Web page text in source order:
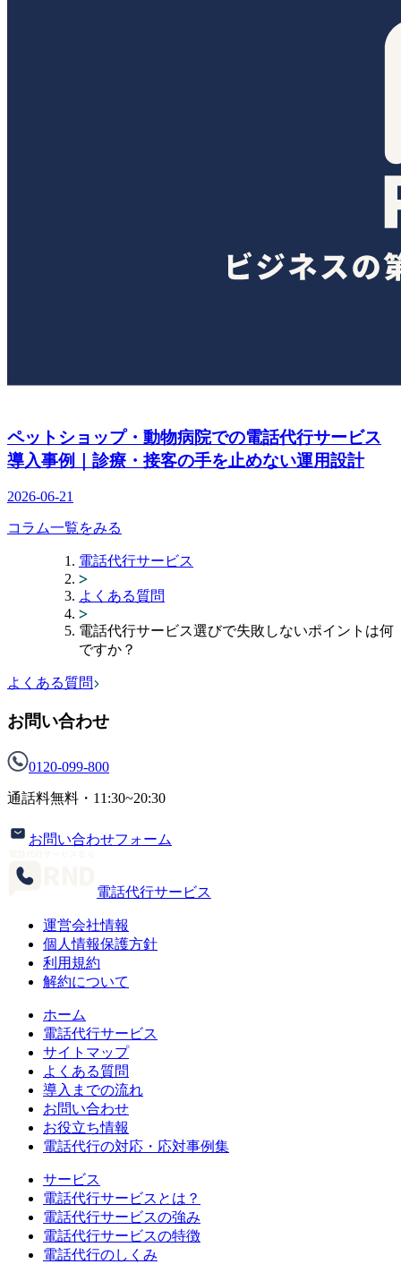
ペットショップ・動物病院での電話代行サービス
導入事例｜診療・接客の手を止めない運用設計
2026-06-21
コラム一覧をみる
電話代行サービス
よくある質問
電話代行サービス選びで失敗しないポイントは何
ですか？
よくある質問
お問い合わせ
0120-099-800
通話料無料・ 11:30~20:30
お問い合わせフォーム
電話代行サービス
運営会社情報
個人情報保護方針
利用規約
解約について
ホーム
電話代行サービス
サイトマップ
よくある質問
導入までの流れ
お問い合わせ
お役立ち情報
電話代行の対応・応対事例集
サービス
電話代行サービスとは？
電話代行サービスの強み
電話代行サービスの特徴
電話代行のしくみ